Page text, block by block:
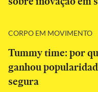
CORPO EM MOVIMENTO
Tummy time: por
ganhou
segura